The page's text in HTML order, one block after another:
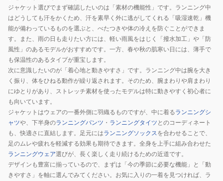
ジャケット選びでまず確認したいのは「素材の機能性」です。ランニング中
はどうしても汗をかくため、汗を素早く外に逃がしてくれる「吸湿速乾」機
能が備わっているものを選ぶと、べたつきや体の冷えを防ぐことができま
す。また、雨の日も走りたい方には、軽い雨風をはじく「撥水加工」や「防
風性」のあるモデルがおすすめです。一方、春や秋の肌寒い日には、薄手で
も保温性のあるタイプが重宝します。
次に意識したいのが「着心地と動きやすさ」です。ランニング中は腕を大き
く振り、体をひねる動作が繰り返されます。そのため、腕まわりや肩まわり
にゆとりがあり、ストレッチ素材を使ったモデルは特に動きやすく初心者に
も向いています。
ジャケットはウェアの一番外側に羽織るものですが、中に着るランニングシ
ャツや、下半身のランニングパンツ ・ ランニングタイツ とのコーディネート
も、快適さに直結します。足元にはランニングソックスを合わせることで、
足のムレや疲れを軽減する効果も期待できます。全身を上手に組み合わせた
ランニングウェア選びが、長く楽しく走り続けるための近道です。
デザインも豊富に揃っているので、まずは「今の季節に必要な機能」と「動
きやすさ」を軸に選んでみてください。お気に入りの一着を見つければ、ラ